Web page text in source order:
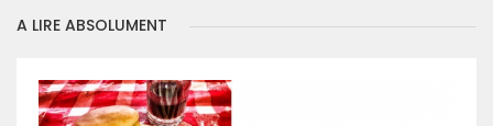
A LIRE ABSOLUMENT